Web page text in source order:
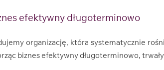
efektywny długoterminowo
organizację, która systematycznie
biznes efektywny długoterminowo,